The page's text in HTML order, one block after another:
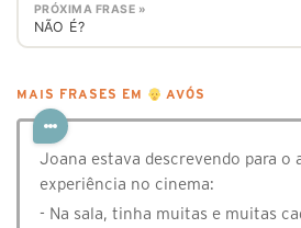
PRÓXIMA FRASE »
NÃO É?
MAIS FRASES EM AVÓS
Joana estava descrevendo para o
experiência no cinema:
- Na sala, tinha muitas e muitas